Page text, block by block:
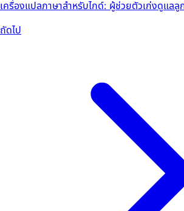
เครื่องแปลภาษาสำหรับไกด์: ผู้ช่วยตัวเก่งดูแลลู
ถัดไป